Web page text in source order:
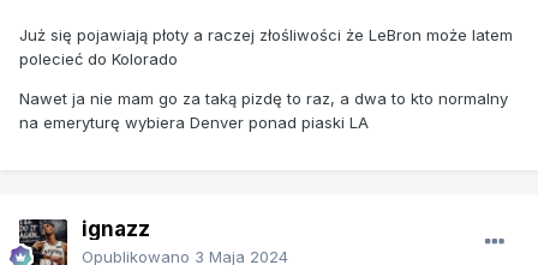
Już się pojawiają płoty a raczej złośliwości że LeBron może latem
polecieć do Kolorado
Nawet ja nie mam go za taką pizdę to raz, a dwa to kto normalny
na emeryturę wybiera Denver ponad piaski LA
ignazz
Opublikowano 3 Maja 2024